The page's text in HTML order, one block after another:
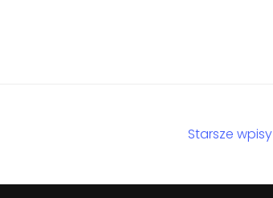
Starsze wpisy